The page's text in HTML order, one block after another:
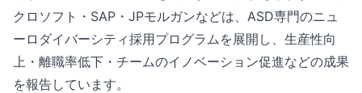
クロソフト・SAP・JPモルガンなどは、ASD専門のニュ
ーロダイバーシティ採用プログラムを展開し、生産性向
上・離職率低下・チームのイノベーション促進などの成果
を報告しています。